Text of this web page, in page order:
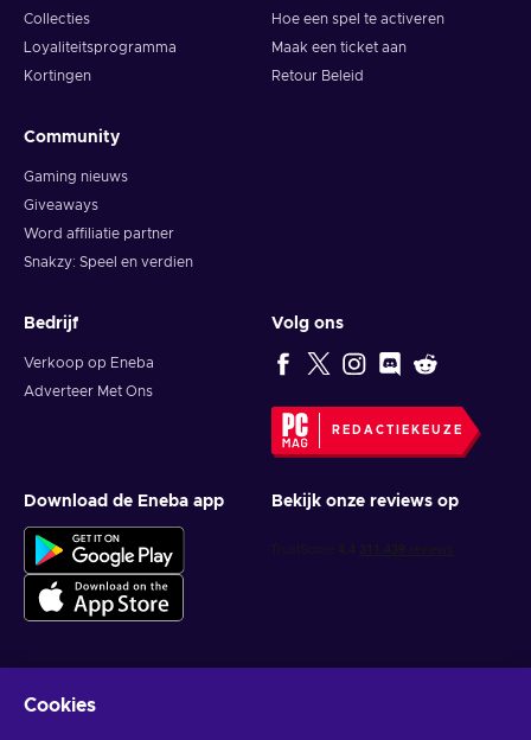
Collecties
Loyaliteitsprogramma
Kortingen
Hoe een spel te activeren
Maak een ticket aan
Retour Beleid
Community
Gaming nieuws
Giveaways
Word affiliatie partner
Snakzy: Speel en verdien
Bedrijf
Verkoop op Eneba
Adverteer Met Ons
Volg ons
REDACTIEKEUZE
Download de Eneba app Bekijk onze reviews op
Krijg gepersonaliseerde gameaanbiedingen
Cookies